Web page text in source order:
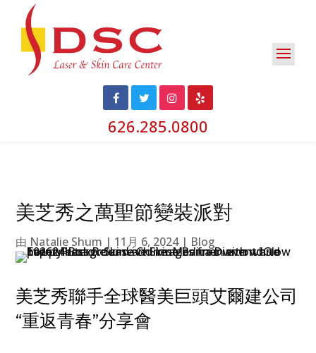
626.285.0800
美芝秀之萬聖節變裝派對
由 Natalie Shum | 11月 6, 2024| Blog
美芝秀聯手全球醫美巨頭艾爾建公司
“重返青春”分享會